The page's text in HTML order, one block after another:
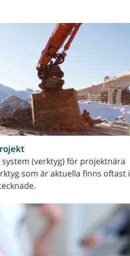
(verktyg) för projektnära
som är aktuella finns oftast i